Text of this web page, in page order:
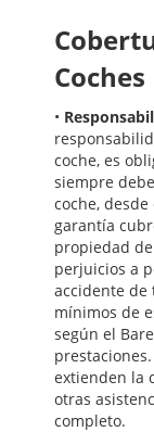
Coches
•
coche, es
siempre
coche,
garantía
propiedad
perjuicios a
accidente de
mínimos de
según el
extienden la
otras
completo.